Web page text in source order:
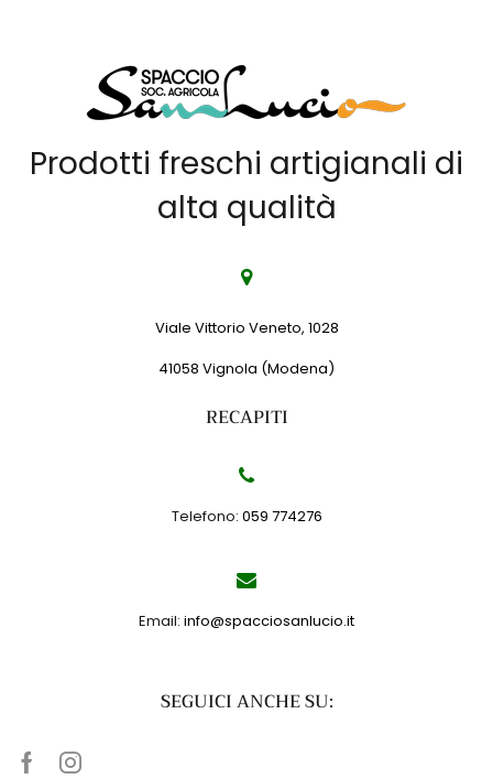
Prodotti freschi artigianali di
alta qualità
Viale Vittorio Veneto, 1028
41058 Vignola (Modena)
RECAPITI
Telefono: 059 774276
Email: info@spacciosanlucio.it
SEGUICI ANCHE SU: